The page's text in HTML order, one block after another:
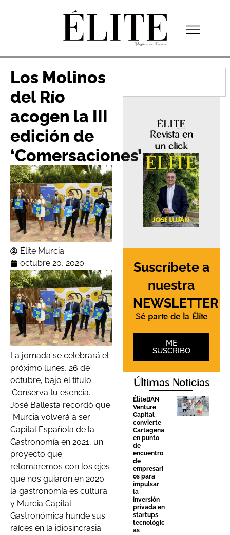
Los Molinos
del Río
acogen la III
edición de
‘Comersaciones’
Élite Murcia
octubre 20, 2020
La jornada se celebrará el
próximo lunes, 26 de
octubre, bajo el título
‘Conserva tu esencia’.
José Ballesta recordó que
“Murcia volverá a ser
Capital Española de la
Gastronomía en 2021, un
proyecto que
retomaremos con los ejes
que nos guiaron en 2020:
la gastronomía es cultura
y Murcia Capital
Gastronómica hunde sus
raíces en la idiosincrasia
Revista en
un click
Suscríbete a
nuestra
NEWSLETTER
Sé parte de la Élite
ME
SUSCRIBO
Últimas Noticias
ÉliteBAN
Venture
Capital
convierte
Cartagena
en punto
de
encuentro
de
empresari
os para
impulsar
la
inversión
privada en
startups
tecnológic
as